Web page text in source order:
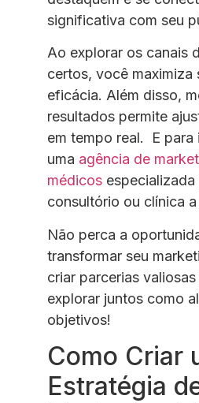
significativa com seu
Ao explorar os canais
certos, você maximiza
eficácia. Além disso,
resultados permite
em tempo real. E para
uma agência de
médicos
consultório ou clínica a
Não perca a
transformar seu
criar parcerias
explorar juntos como
objetivos!
Como Criar
Estratégia